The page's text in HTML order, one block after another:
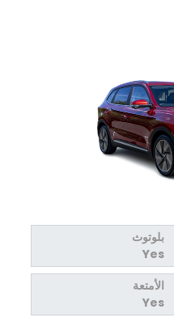
بلوتوث
Yes
الأمتعة
Yes